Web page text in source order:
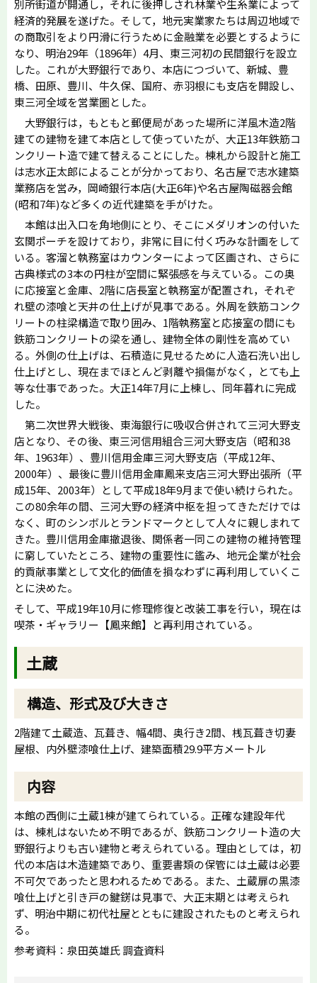
別所街道が開通し，それに後押しされ林業や生糸業によって
経済的発展を遂げた。そして，地元実業家たちは周辺地域で
の商取引をより円滑に行うために金融業を必要とするように
なり、明治29年（1896年）4月、東三河初の民間銀行を設立
した。これが大野銀行であり、本店につづいて、新城、豊
橋、田原、豊川、牛久保、国府、赤羽根にも支店を開設し、
東三河全域を営業圏とした。
大野銀行は，もともと郵便局があった場所に洋風木造2階
建ての建物を建て本店として使っていたが、大正13年鉄筋コ
ンクリート造で建て替えることにした。棟札から設計と施工
は志水正太郎によることが分かっており、名古屋で志水建築
業務店を営み，岡崎銀行本店(大正6年)や名古屋陶磁器会館
(昭和7年)など多くの近代建築を手がけた。
本館は出入口を角地側にとり、そこにメダリオンの付いた
玄関ポーチを設けており，非常に目に付く巧みな計画をして
いる。客溜と執務室はカウンターによって区画され、さらに
古典様式の3本の円柱が空間に緊張感を与えている。この奥
に応接室と金庫、2階に店長室と執務室が配置され，それぞ
れ壁の漆喰と天井の仕上げが見事である。外周を鉄筋コンク
リートの柱梁構造で取り囲み、1階執務室と応接室の間にも
鉄筋コンクリートの梁を通し、建物全体の剛性を高めてい
る。外側の仕上げは、石積造に見せるために人造石洗い出し
仕上げとし、現在までほとんど剥離や損傷がなく，とても上
等な仕事であった。大正14年7月に上棟し、同年暮れに完成
した。
第二次世界大戦後、東海銀行に吸収合併されて三河大野支
店となり、その後、東三河信用組合三河大野支店（昭和38
年、1963年）、豊川信用金庫三河大野支店（平成12年、
2000年）、最後に豊川信用金庫鳳来支店三河大野出張所（平
成15年、2003年）として平成18年9月まで使い続けられた。
この80余年の間、三河大野の経済中枢を担ってきただけでは
なく、町のシンボルとランドマークとして人々に親しまれて
きた。豊川信用金庫撤退後、関係者一同この建物の維持管理
に窮していたところ、建物の重要性に鑑み、地元企業が社会
的貢献事業として文化的価値を損なわずに再利用していくこ
とに決めた。
そして、平成19年10月に修理修復と改装工事を行い，現在は
喫茶・ギャラリー【鳳来館】と再利用されている。
土蔵
構造、形式及び大きさ
2階建て土蔵造、瓦葺き、幅4間、奥行き2間、桟瓦葺き切妻
屋根、内外壁漆喰仕上げ、建築面積29.9平方メートル
内容
本館の西側に土蔵1棟が建てられている。正確な建設年代
は、棟札はないため不明であるが、鉄筋コンクリート造の大
野銀行よりも古い建物と考えられている。理由としては，初
代の本店は木造建築であり、重要書類の保管には土蔵は必要
不可欠であったと思われるためである。また、土蔵扉の黒漆
喰仕上げと引き戸の鍵錺は見事で、大正末期とは考えられ
ず、明治中期に初代社屋とともに建設されたものと考えられ
る。
参考資料：泉田英雄氏 調査資料